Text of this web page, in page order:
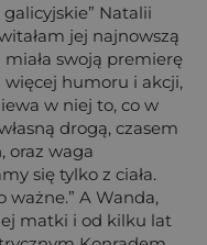
Natalii
jej najnowszą
miała swoją premierę
humoru i akcji,
w niej to, co w
drogą, czasem
oraz waga
się tylko z ciała.
A Wanda,
matki i od kilku lat